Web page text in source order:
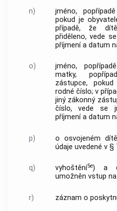
n)
jméno,
pokud je
případě, že
přiděleno, vede
příjmení a datum
o)
jméno,
matky,
zástupce,
rodné číslo; v
jiný zákonný
číslo, vede se
příjmení a datum
p)
o osvojeném
údaje uvedené v §
q) vyhoštění5e) a
umožněn vstup
r) záznam o